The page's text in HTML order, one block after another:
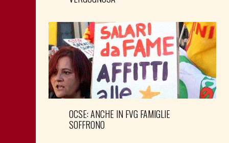
OCSE: ANCHE IN FVG FAMIGLIE
SOFFRONO